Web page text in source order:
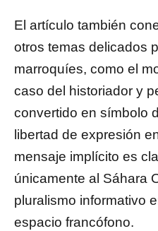
El artículo también
otros temas delicados
marroquíes, como el
caso del historiador y
convertido en símbolo
libertad de expresión
mensaje implícito es
únicamente al Sáhara
pluralismo informativo
espacio francófono.